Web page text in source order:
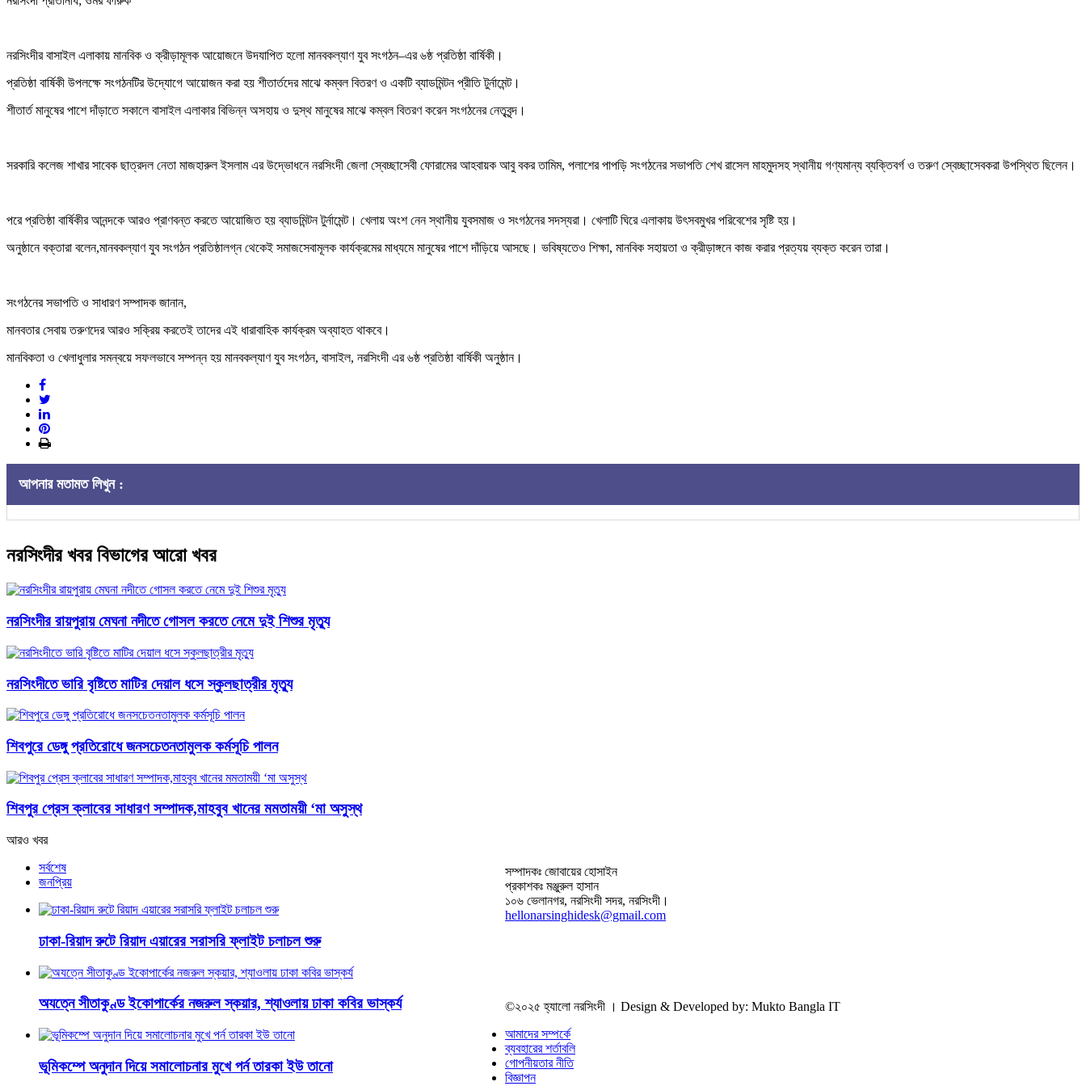
নরসিংদীর বাসাইল এলাকায় মানবিক ও ক্রীড়ামূলক আয়োজনে উদযাপিত হলো মানবকল্যাণ যুব সংগঠন–এর ৬ষ্ঠ প্রতিষ্ঠা বার্ষিকী।
প্রতিষ্ঠা বার্ষিকী উপলক্ষে সংগঠনটির উদ্যোগে আয়োজন করা হয় শীতার্তদের মাঝে কম্বল বিতরণ ও একটি ব্যাডমিন্টন প্রীতি টুর্নামেন্ট।
শীতার্ত মানুষের পাশে দাঁড়াতে সকালে বাসাইল এলাকার বিভিন্ন অসহায় ও দুস্থ মানুষের মাঝে কম্বল বিতরণ করেন সংগঠনের নেতৃবৃন্দ।
সরকারি কলেজ শাখার সাবেক ছাত্রদল নেতা মাজহারুল ইসলাম এর উদ্ভোধনে নরসিংদী জেলা স্বেচ্ছাসেবী ফোরামের আহবায়ক আবু বকর তামিম, পলাশের পাপড়ি সংগঠনের সভাপতি শেখ রাসেল মাহমুদসহ স্থানীয় গণ্যমান্য ব্যক্তিবর্গ ও তরুণ স্বেচ্ছাসেবকরা উপস্থিত ছিলেন।
পরে প্রতিষ্ঠা বার্ষিকীর আনন্দকে আরও প্রাণবন্ত করতে আয়োজিত হয় ব্যাডমিন্টন টুর্নামেন্ট। খেলায় অংশ নেন স্থানীয় যুবসমাজ ও সংগঠনের সদস্যরা। খেলাটি ঘিরে এলাকায় উৎসবমুখর পরিবেশের সৃষ্টি হয়।
অনুষ্ঠানে বক্তারা বলেন,মানবকল্যাণ যুব সংগঠন প্রতিষ্ঠালগ্ন থেকেই সমাজসেবামূলক কার্যক্রমের মাধ্যমে মানুষের পাশে দাঁড়িয়ে আসছে। ভবিষ্যতেও শিক্ষা, মানবিক সহায়তা ও ক্রীড়াঙ্গনে কাজ করার প্রত্যয় ব্যক্ত করেন তারা।
সংগঠনের সভাপতি ও সাধারণ সম্পাদক জানান,
মানবতার সেবায় তরুণদের আরও সক্রিয় করতেই তাদের এই ধারাবাহিক কার্যক্রম অব্যাহত থাকবে।
মানবিকতা ও খেলাধুলার সমন্বয়ে সফলভাবে সম্পন্ন হয় মানবকল্যাণ যুব সংগঠন, বাসাইল, নরসিংদী এর ৬ষ্ঠ প্রতিষ্ঠা বার্ষিকী অনুষ্ঠান।
আপনার মতামত লিখুন :
নরসিংদীর খবর বিভাগের আরো খবর
নরসিংদীর রায়পুরায় মেঘনা নদীতে গোসল করতে নেমে দুই শিশুর মৃত্যু
নরসিংদীতে ভারি বৃষ্টিতে মাটির দেয়াল ধসে স্কুলছাত্রীর মৃত্যু
শিবপুরে ডেঙ্গু প্রতিরোধে জনসচেতনতামুলক কর্মসূচি পালন
শিবপুর প্রেস ক্লাবের সাধারণ সম্পাদক,মাহবুব খানের মমতাময়ী ‘মা অসুস্থ
আরও খবর
সর্বশেষ
জনপ্রিয়
ঢাকা-রিয়াদ রুটে রিয়াদ এয়ারের সরাসরি ফ্লাইট চলাচল শুরু
অযত্নে সীতাকুণ্ড ইকোপার্কের নজরুল স্কয়ার, শ্যাওলায় ঢাকা কবির ভাস্কর্য
ভূমিকম্পে অনুদান দিয়ে সমালোচনার মুখে পর্ন তারকা ইউ তানো
সম্পাদকঃ জোবায়ের হোসাইন
প্রকাশকঃ মঞ্জুরুল হাসান
১০৬ ভেলানগর, নরসিংদী সদর, নরসিংদী।
hellonarsinghidesk@gmail.com
©২০২৫ হ্যালো নরসিংদী । Design & Developed by: Mukto Bangla IT
আমাদের সম্পর্কে
ব্যবহারের শর্তাবলি
গোপনীয়তার নীতি
বিজ্ঞাপন